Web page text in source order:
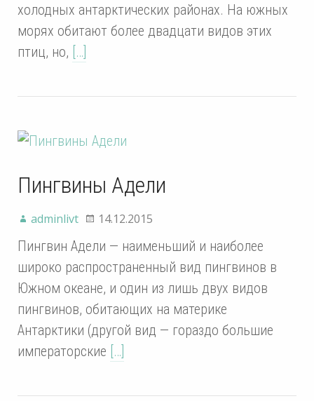
холодных антарктических районах. На южных
морях обитают более двадцати видов этих
птиц, но, […]
Пингвины Адели
adminlivt 14.12.2015
Пингвин Адели — наименьший и наиболее
широко распространенный вид пингвинов в
Южном океане, и один из лишь двух видов
пингвинов, обитающих на материке
Антарктики (другой вид — гораздо большие
императорские […]